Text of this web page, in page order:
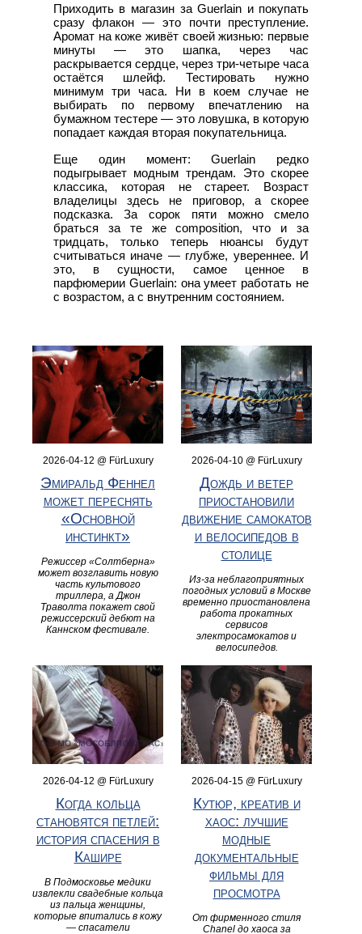
Приходить в магазин за Guerlain и покупать
сразу флакон — это почти преступление.
Аромат на коже живёт своей жизнью: первые
минуты — это шапка, через час
раскрывается сердце, через три-четыре часа
остаётся шлейф. Тестировать нужно
минимум три часа. Ни в коем случае не
выбирать по первому впечатлению на
бумажном тестере — это ловушка, в которую
попадает каждая вторая покупательница.
Еще один момент: Guerlain редко
подыгрывает модным трендам. Это скорее
классика, которая не стареет. Возраст
владелицы здесь не приговор, а скорее
подсказка. За сорок пяти можно смело
браться за те же composition, что и за
тридцать, только теперь нюансы будут
считываться иначе — глубже, увереннее. И
это, в сущности, самое ценное в
парфюмерии Guerlain: она умеет работать не
с возрастом, а с внутренним состоянием.
2026-04-12 @ FürLuxury
Эмиральд Феннел
может переснять
«Основной
инстинкт»
Режиссер «Солтберна»
может возглавить новую
часть культового
триллера, а Джон
Траволта покажет свой
режиссерский дебют на
Каннском фестивале.
2026-04-10 @ FürLuxury
Дождь и ветер
приостановили
движение самокатов
и велосипедов в
столице
Из-за неблагоприятных
погодных условий в Москве
временно приостановлена
работа прокатных
сервисов
электросамокатов и
велосипедов.
2026-04-12 @ FürLuxury
Когда кольца
становятся петлей:
история спасения в
Кашире
В Подмосковье медики
извлекли свадебные кольца
из пальца женщины,
которые впитались в кожу
— спасатели
2026-04-15 @ FürLuxury
Кутюр, креатив и
хаос: лучшие
модные
документальные
фильмы для
просмотра
От фирменного стиля
Chanel до хаоса за